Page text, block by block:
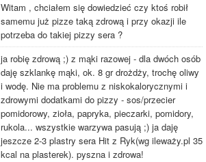
Witam , chciałem się dowiedzieć czy ktoś robił
samemu już pizze taką zdrową i przy okazji ile
potrzeba do takiej pizzy sera ?
ja robię zdrową ;) z mąki razowej - dla dwóch osób
daję szklankę mąki, ok. 8 gr drożdży, trochę oliwy
i wodę. Nie ma problemu z niskokalorycznymi i
zdrowymi dodatkami do pizzy - sos/przecier
pomidorowy, zioła, papryka, pieczarki, pomidory,
rukola... wszystkie warzywa pasują ;) ja daję
jeszcze 2-3 plastry sera Hit z Ryk(wg ileważy.pl 35
kcal na plasterek). pyszna i zdrowa!